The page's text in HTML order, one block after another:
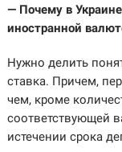
— Почему в
иностранной
Нужно делить
ставка. Причем,
чем, кроме
соответствующей
истечении срока